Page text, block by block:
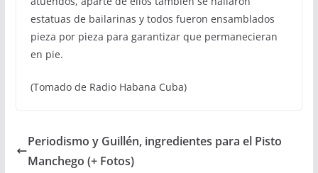
estatuas de bailarinas y todos fueron ensamblados
pieza por pieza para garantizar que permanecieran
en pie.
(Tomado de Radio Habana Cuba)
Periodismo y Guillén, ingredientes para el Pisto
Manchego (+ Fotos)